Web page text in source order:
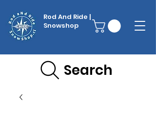
Rod And Ride |
Snowshop
Search